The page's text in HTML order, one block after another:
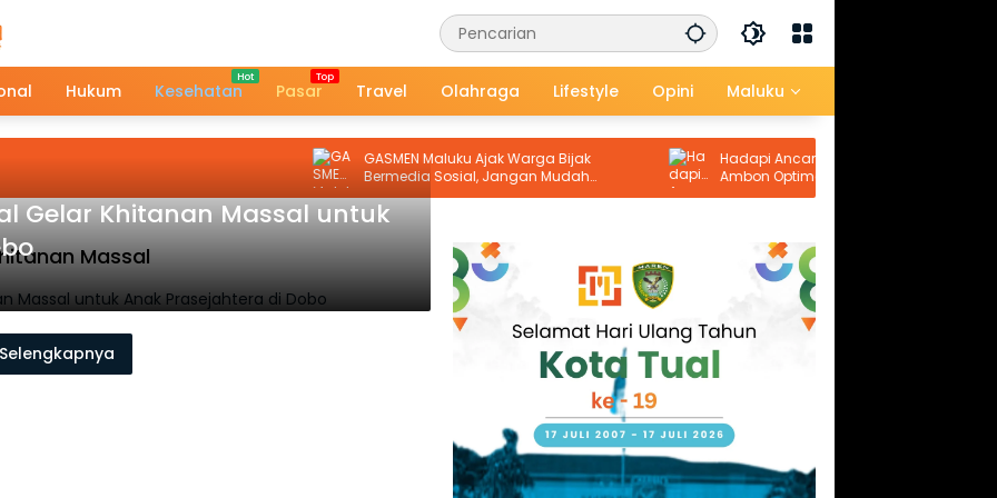
Hukum Kesehatan Pasar Travel Olahraga Lifestyle Opini Maluku
GASMEN Maluku Ajak Warga Bijak
Bermedia Sosial, Jangan Mudah
Terprovokasi Hoaks
Hadapi Ancaman El Nino, Perumdam
Ambon Optimalkan Sumur Dalam Jaga
Pasokan Air Bersih
Massal
Gelar Khitanan Massal untuk
Selengkapnya